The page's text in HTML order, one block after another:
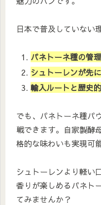
日本で普及していない
パネトーネ種の管
シュトーレンが先
輸入ルートと歴史
でも、パネトーネ種パ
戦できます。自家製酵
格的な味わいも実現可
シュトーレンより軽い
香りが楽しめるパネト
てみませんか？